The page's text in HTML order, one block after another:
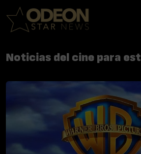
Noticias del cine para